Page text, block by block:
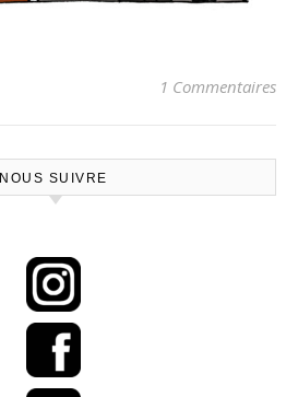
1 Commentaires
NOUS SUIVRE